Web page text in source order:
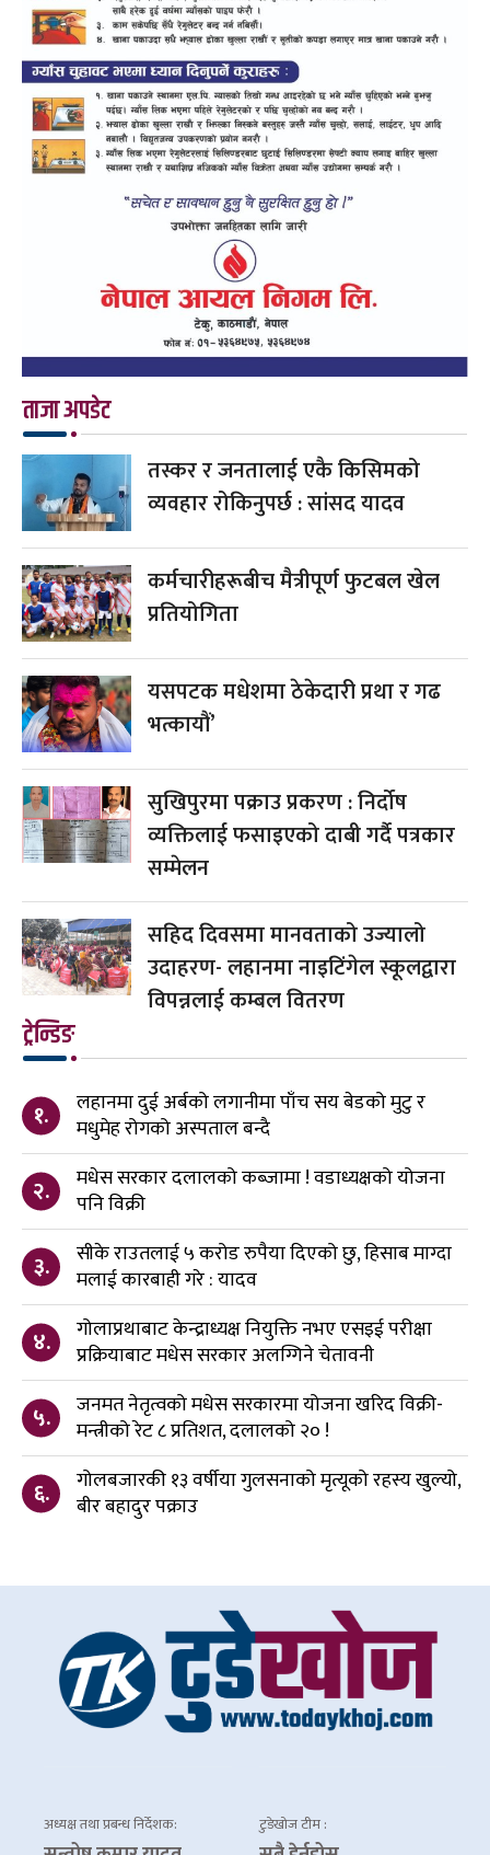
ताजा अपडेट
तस्कर र जनतालाई एकै किसिमको
व्यवहार रोकिनुपर्छ : सांसद यादव
कर्मचारीहरूबीच मैत्रीपूर्ण फुटबल खेल
प्रतियोगिता
यसपटक मधेशमा ठेकेदारी प्रथा र गढ
भत्कायौं’
सुखिपुरमा पक्राउ प्रकरण : निर्दोष
व्यक्तिलाई फसाइएको दाबी गर्दै पत्रकार
सम्मेलन
सहिद दिवसमा मानवताको उज्यालो
उदाहरण- लहानमा नाइटिंगेल स्कूलद्वारा
विपन्नलाई कम्बल वितरण
ट्रेन्डिङ
१.
लहानमा दुई अर्बको लगानीमा पाँच सय बेडको मुटु र
मधुमेह रोगको अस्पताल बन्दै
२.
मधेस सरकार दलालको कब्जामा ! वडाध्यक्षको योजना
पनि विक्री
३.
सीके राउतलाई ५ करोड रुपैया दिएको छु, हिसाब माग्दा
मलाई कारबाही गरे : यादव
४.
गोलाप्रथाबाट केन्द्राध्यक्ष नियुक्ति नभए एसइई परीक्षा
प्रक्रियाबाट मधेस सरकार अलग्गिने चेतावनी
५.
जनमत नेतृत्वको मधेस सरकारमा योजना खरिद विक्री-
मन्त्रीको रेट ८ प्रतिशत, दलालको २० !
६.
गोलबजारकी १३ वर्षीया गुलसनाको मृत्यूको रहस्य खुल्यो,
बीर बहादुर पक्राउ
अध्यक्ष तथा प्रबन्ध निर्देशक: टुडेखोज टीम :